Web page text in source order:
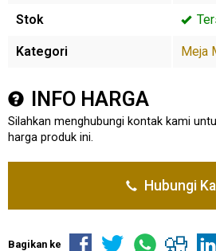
Stok
Kategori Meja
INFO HARGA
Silahkan menghubungi kontak kami
harga produk ini.
Hubungi
Bagikan ke